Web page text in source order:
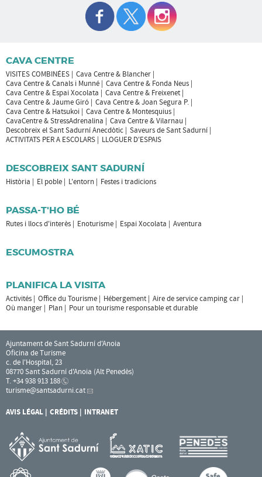
CAVA CENTRE
VISITES COMBINÉES
Cava Centre & Blancher
Cava Centre & Canals i Munné
Cava Centre & Fonda Neus
Cava Centre & Espai Xocolata
Cava Centre & Freixenet
Cava Centre & Jaume Giró
Cava Centre & Joan Segura P.
Cava Centre & Hatsukoi
Cava Centre & Montesquius
CavaCentre & StressAdrenalina
Cava Centre & Vilarnau
Descobreix el Sant Sadurní Anecdòtic
Saveurs de Sant Sadurní
ACTIVITATS PER A ESCOLARS
LLOGUER D'ESPAIS
DESCOBREIX SANT SADURNÍ
Història El poble L'entorn Festes i tradicions
PASSA-T'HO BÉ
Rutes i llocs d'interès Enoturisme Espai Xocolata Aventura
ESCUMOSTRA
PLANIFICA LA VISITA
Activités Office du Tourisme Hébergement
Aire de service camping car
Où manger
Plan Pour un tourisme responsable et durable
Ajuntament de Sant Sadurní d'Anoia
Oficina de Turisme
c. de l'Hospital, 23
08770 Sant Sadurní d'Anoia (Alt Penedès)
T. +34 938 913 188
turisme@santsadurni.cat
AVIS LÉGAL CRÉDITS INTRANET